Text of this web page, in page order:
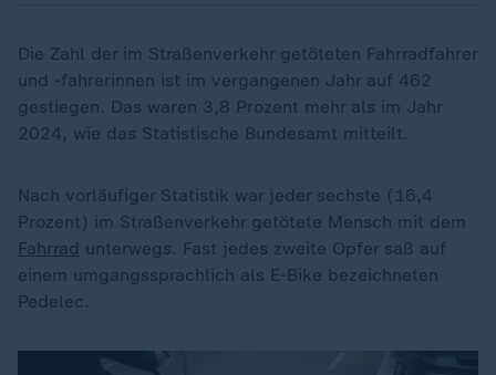
Die Zahl der im Straßenverkehr getöteten Fahrradfahrer
und -fahrerinnen ist im vergangenen Jahr auf 462
gestiegen. Das waren 3,8 Prozent mehr als im Jahr
2024, wie das Statistische Bundesamt mitteilt.
Nach vorläufiger Statistik war jeder sechste (16,4
Prozent) im Straßenverkehr getötete Mensch mit dem
Fahrrad unterwegs. Fast jedes zweite Opfer saß auf
einem umgangssprachlich als E-Bike bezeichneten
Pedelec.